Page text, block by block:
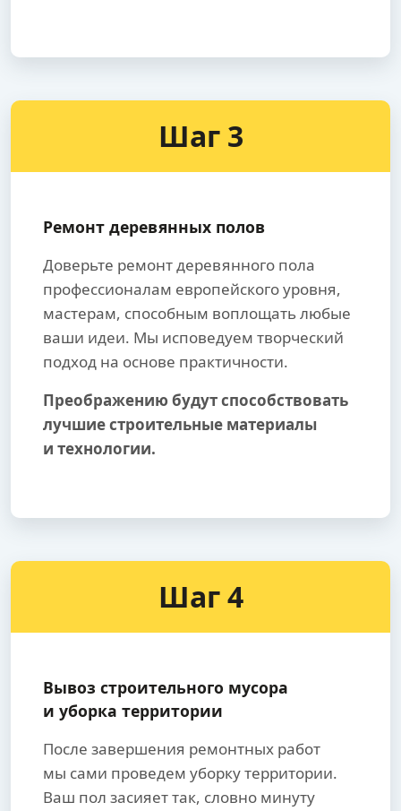
Шаг 3
Ремонт деревянных полов
Доверьте ремонт деревянного пола
профессионалам европейского уровня,
мастерам, способным воплощать любые
ваши идеи. Мы исповедуем творческий
подход на основе практичности.
Преображению будут способствовать
лучшие строительные материалы
и технологии.
Шаг 4
Вывоз строительного мусора
и уборка территории
После завершения ремонтных работ
мы сами проведем уборку территории.
Ваш пол засияет так, словно минуту